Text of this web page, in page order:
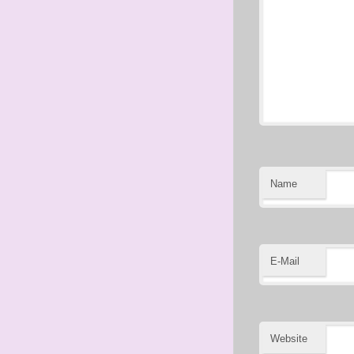
Name
E-Mail
Website